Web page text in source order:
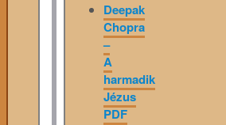
Deepak
Chopra
–
A
harmadik
Jézus
PDF